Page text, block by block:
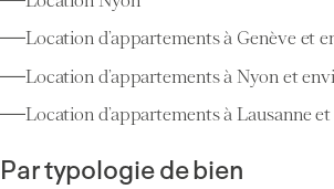
Location d’appartements à Genève et
Location d’appartements à Nyon et
Location d’appartements à Lausanne
Par typologie de bien